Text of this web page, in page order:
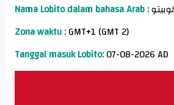
Nama Lobito dalam bahasa Arab :لوبيتو
Zona waktu :GMT+1 (GMT 2)
Tanggal masuk Lobito:07-08-2026 AD